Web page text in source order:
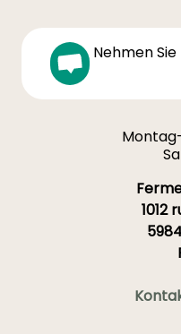
Nehmen
1012